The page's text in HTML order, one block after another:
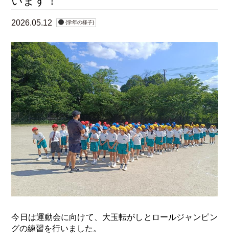
2026.05.12 {学年の様子}
今日は運動会に向けて、大玉転がしとロールジャンピン
グの練習を行いました。